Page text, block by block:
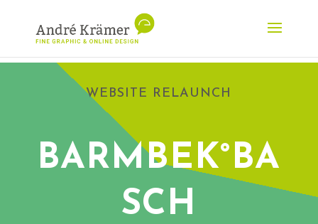
WEBSITE RELAUNCH
BARMBEK°BA
SCH